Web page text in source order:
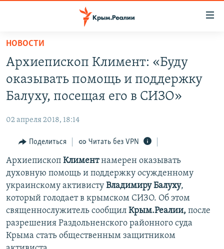
Вернуться
основному
содержанию
Вернутся
главной
навигации
Вернутся
поиску
СПЕЦПРОЕКТЫ
11 ЛЕТ ОККУПАЦИИ КРЫМА. 11 ИСТОРИЙ СОПРОТИВЛЕНИЯ
ВОДА
ЕЩЕ
ИНТЕРАКТИВ
ИНФОГРАФИКА
ТЕЛЕПРОЕКТ КРЫМ.РЕАЛИИ
СОВЕТЫ ПРАВОЗАЩИТНИКОВ
ПРОПАВШИЕ БЕЗ ВЕСТИ
ПОБЕДИТЕЛЕЙ НЕ СУДЯТ?
РАДІО СВОБОДА
КАК ОБОЙТИ БЛОКИРОВКУ
Українською
Qırımtatar
ПРИСОЕДИНЯЙТЕСЬ!
НОВОСТИ
Архиепископ Климент: «Буду
оказывать помощь и поддержку
Балуху, посещая его в СИЗО»
02 апреля 2018, 18:14
Поделиться Читать без VPN
Архиепископ Климентнамерен оказывать
духовную помощь и поддержку осужденному
украинскому активисту Владимиру Балуху,
который голодает в крымском СИЗО. Об этом
священнослужитель сообщил Крым.Реалии, после
разрешения Раздольненского районного суда
Крыма стать общественным защитником